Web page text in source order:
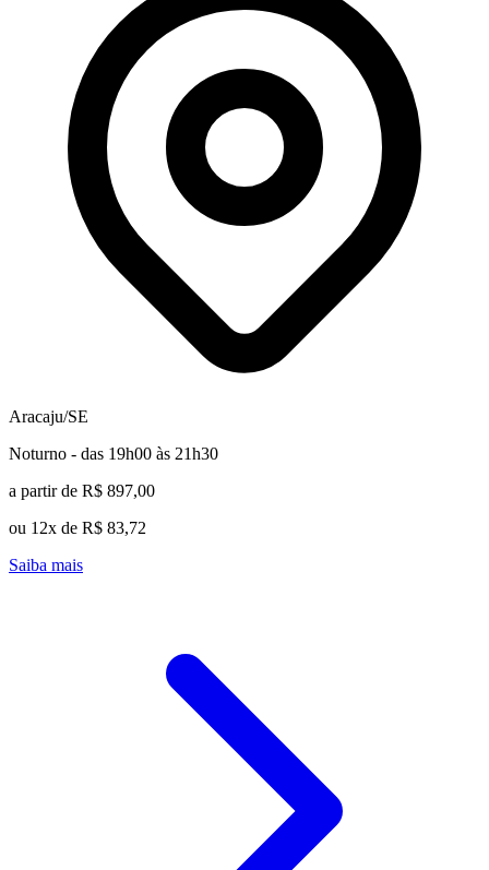
Aracaju/SE
Noturno - das 19h00 às 21h30
a partir de R$ 897,00
ou 12x de R$ 83,72
Saiba mais